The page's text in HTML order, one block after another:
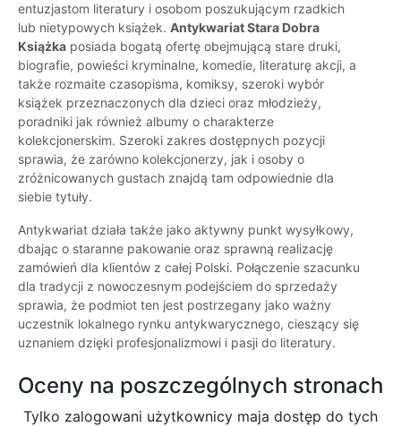
entuzjastom literatury i osobom poszukującym rzadkich
lub nietypowych książek. Antykwariat Stara Dobra
Książka posiada bogatą ofertę obejmującą stare druki,
biografie, powieści kryminalne, komedie, literaturę akcji, a
także rozmaite czasopisma, komiksy, szeroki wybór
książek przeznaczonych dla dzieci oraz młodzieży,
poradniki jak również albumy o charakterze
kolekcjonerskim. Szeroki zakres dostępnych pozycji
sprawia, że zarówno kolekcjonerzy, jak i osoby o
zróżnicowanych gustach znajdą tam odpowiednie dla
siebie tytuły.
Antykwariat działa także jako aktywny punkt wysyłkowy,
dbając o staranne pakowanie oraz sprawną realizację
zamówień dla klientów z całej Polski. Połączenie szacunku
dla tradycji z nowoczesnym podejściem do sprzedaży
sprawia, że podmiot ten jest postrzegany jako ważny
uczestnik lokalnego rynku antykwarycznego, cieszący się
uznaniem dzięki profesjonalizmowi i pasji do literatury.
Oceny na poszczególnych stronach
Tylko zalogowani użytkownicy maja dostęp do tych